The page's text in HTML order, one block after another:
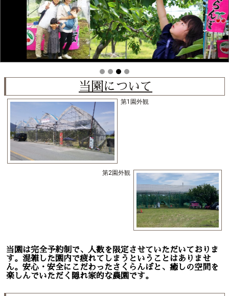
当園について
第1園外観
第2園外観
当園は完全予約制で、人数を限定させていただいておりま
す。混雑した園内で疲れてしまうということはありませ
ん。安心・安全にこだわったさくらんぼと、癒しの空間を
楽しんでいただく隠れ家的な農園です。